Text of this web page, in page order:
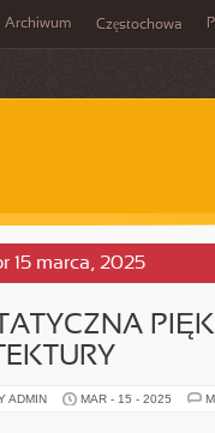
Archiwum Częstochowa
15 marca, 2025
ADMIN MAR - 15 - 2025